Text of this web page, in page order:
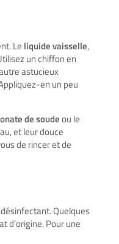
Le liquide vaisselle,
un chiffon en
astucieux
en un peu
de soudeou le
et leur douce
de rincer et de
Quelques
d’origine. Pour une